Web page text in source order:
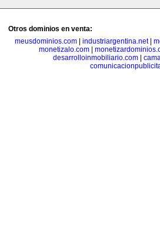
Otros dominios en venta:
meusdominios.com| industriargentina.net|
monetizalo.com|
desarrolloinmobiliario.com